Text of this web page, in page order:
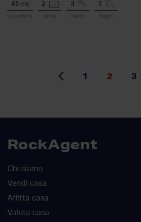
45 mq
superficie
2
locali
3
piano
1
bagni
1 2 3
RockAgent
Chi siamo
Vendi casa
Affitta casa
Valuta casa